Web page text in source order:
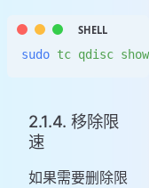
sudo tc qdisc show
2.1.4. 移除限
速
如果需要删除限